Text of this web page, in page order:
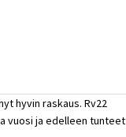
hyvin raskaus. Rv22
vuosi ja edelleen tunteet